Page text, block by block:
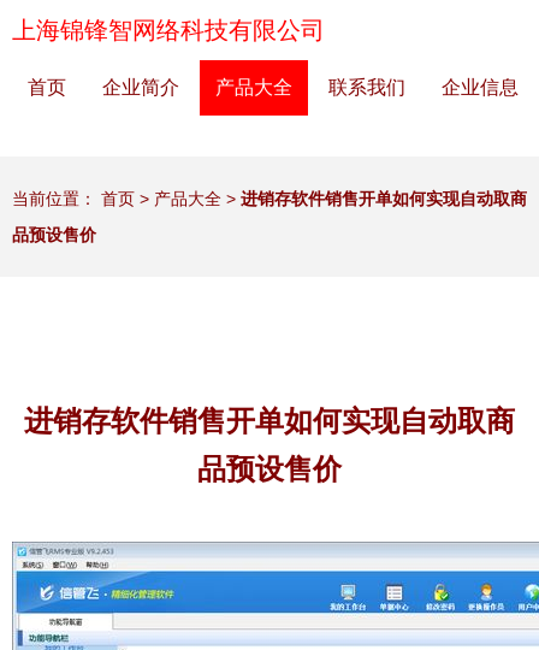
上海锦锋智网络科技有限公司
首页 企业简介 产品大全 联系我们 企业信息
当前位置： 首页 > 产品大全 > 进销存软件销售开单如何实现自动取商
品预设售价
进销存软件销售开单如何实现自动取商
品预设售价